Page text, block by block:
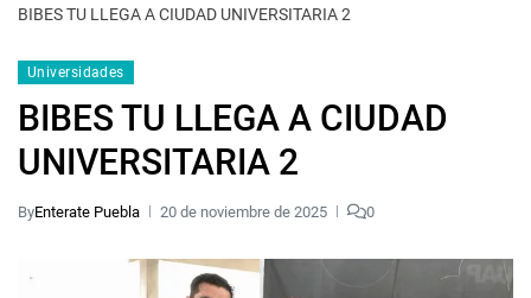
BIBES TU LLEGA A CIUDAD UNIVERSITARIA 2
Universidades
BIBES TU LLEGA A CIUDAD
UNIVERSITARIA 2
ByEnterate Puebla 20 de noviembre de 2025 0